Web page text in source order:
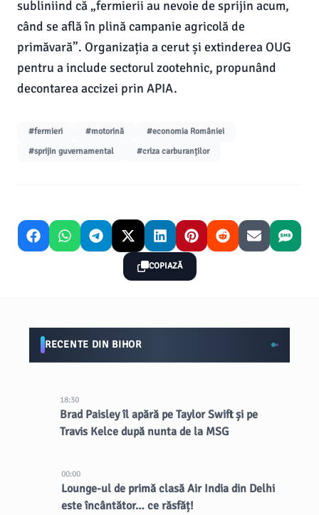
subliniind că „fermierii au nevoie de sprijin acum,
când se află în plină campanie agricolă de
primăvară”. Organizația a cerut și extinderea OUG
pentru a include sectorul zootehnic, propunând
decontarea accizei prin APIA.
#fermieri #motorină
#economia României
#sprijin guvernamental
#criza carburanților
COPIAZĂ
RECENTE DIN BIHOR
18:30
Brad Paisley îl apără pe Taylor Swift și pe
Travis Kelce după nunta de la MSG
00:00
Lounge-ul de primă clasă Air India din Delhi
este încântător… ce răsfăț!